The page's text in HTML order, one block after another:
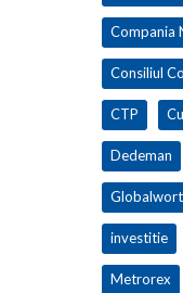
Compania
Consiliul
CTP
Dedeman
investitie
Metrorex